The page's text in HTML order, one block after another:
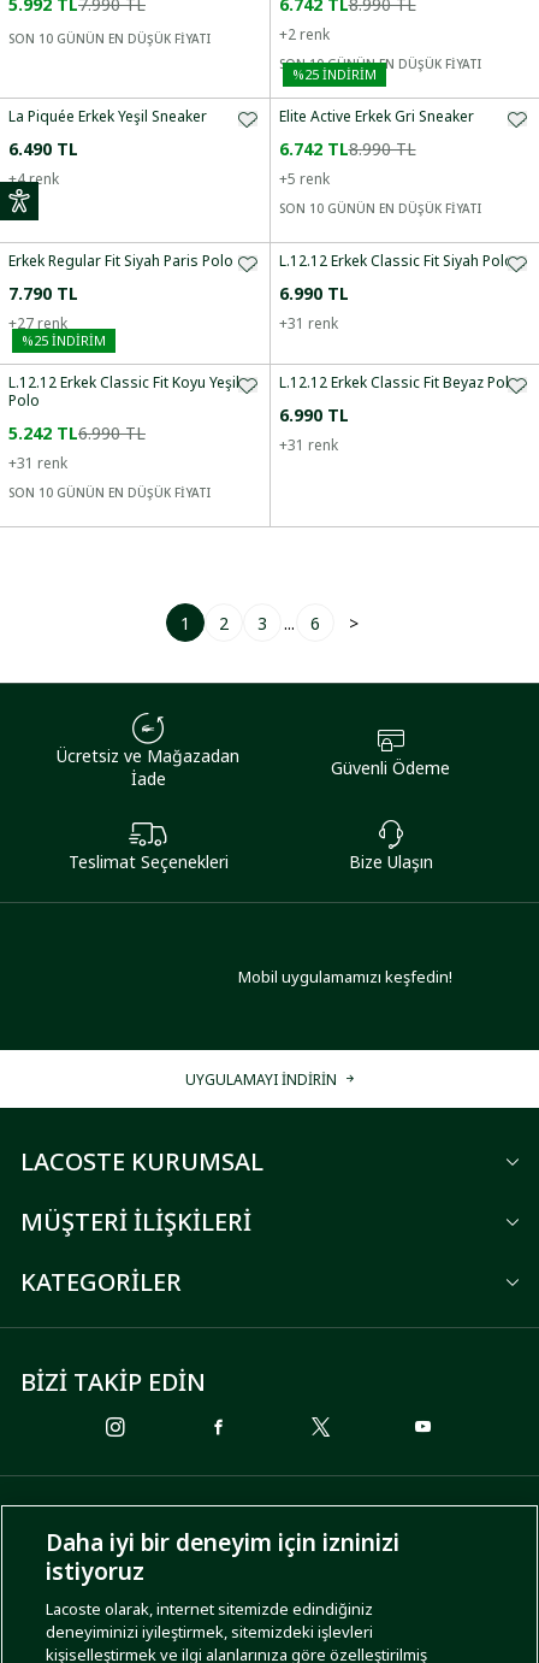
SON 10 GÜNÜN EN DÜŞÜK FİYATI +2 renk
SON 10 GÜNÜN EN DÜŞÜK FİYATI
La Piquée Erkek Yeşil Sneaker
6.490 TL
+4renk
%25İNDİRİM
Elite Active Erkek Gri Sneaker
6.742 TL8.990 TL
+5 renk
SON 10 GÜNÜN EN DÜŞÜK FİYATI
Erkek Regular Fit Siyah Paris Polo
7.790 TL
+27 renk
L.12.12 Erkek Classic Fit Siyah Polo
6.990 TL
+31 renk
%25 İNDİRİM
L.12.12 Erkek Classic Fit Koyu Yeşil
Polo
5.242 TL6.990 TL
+31 renk
SON 10 GÜNÜN EN DÜŞÜK FİYATI
L.12.12 Erkek Classic Fit Beyaz Polo
6.990 TL
+31 renk
1 2 3 ... 6 >
Ücretsiz ve Mağazadan
İade
Güvenli Ödeme
Teslimat Seçenekleri Bize Ulaşın
Mobil uygulamamızı keşfedin!
UYGULAMAYI İNDİRİN
LACOSTE KURUMSAL
MÜŞTERİ İLİŞKİLERİ
KATEGORİLER
BİZİ TAKİP EDİN
ÖDEME SEÇENEKLERİ
KARGO SEÇENEKLERİ
Daha iyi bir deneyim için izninizi
istiyoruz
Lacoste olarak, internet sitemizde edindiğiniz
deneyiminizi iyileştirmek, sitemizdeki işlevleri
kişiselleştirmek ve ilgi alanlarınıza göre özelleştirilmiş